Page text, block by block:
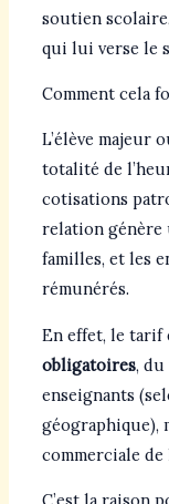
soutien
qui lui verse le
Comment cela
L’élève majeur
totalité de
cotisations
relation
familles, et les
rémunérés.
En effet, le tarif
obligatoires, du
enseignants
géographique),
commerciale de